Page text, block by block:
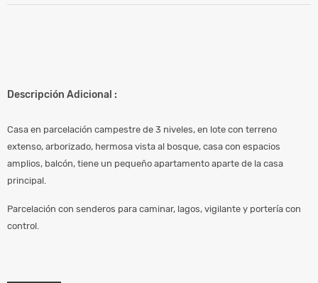
Descripción Adicional :
Casa en parcelación campestre de 3 niveles, en lote con terreno
extenso, arborizado, hermosa vista al bosque, casa con espacios
amplios, balcón, tiene un pequeño apartamento aparte de la casa
principal.
Parcelación con senderos para caminar, lagos, vigilante y portería con
control.